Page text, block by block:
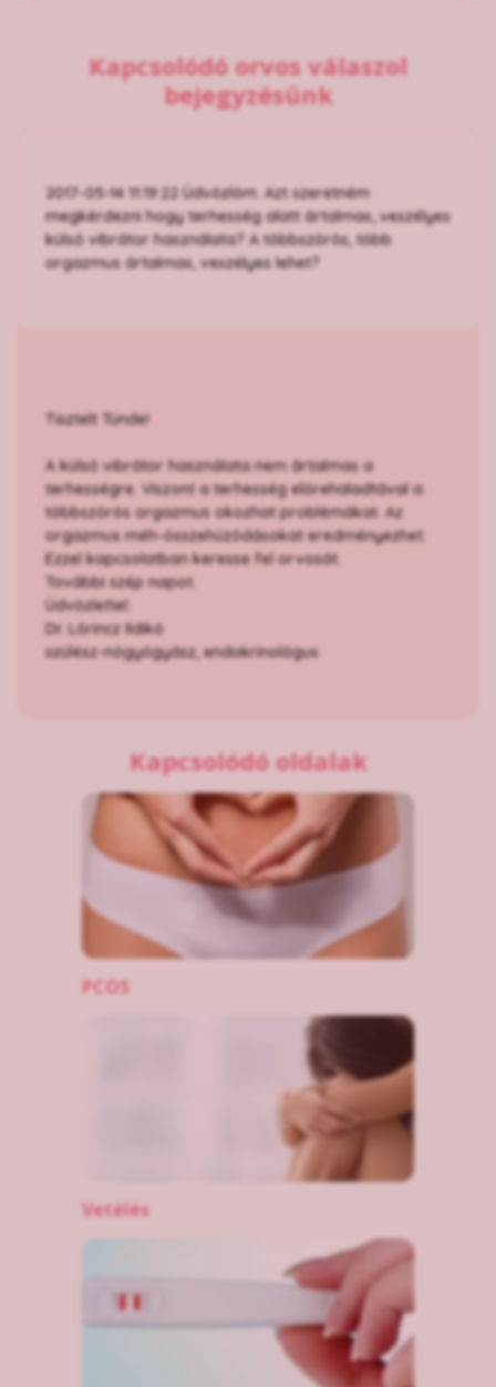
Kapcsolódó orvos válaszol
bejegyzésünk
2017-05-14 11:19:22 Üdvözlöm. Azt szeretném
megkérdezni hogy terhesség alatt ártalmas, veszélyes
külső vibrátor használata? A többszörös, több
orgazmus ártalmas, veszélyes lehet?
Tisztelt Tünde!
A külső vibrátor használata nem ártalmas a
terhességre. Viszont a terhesség előrehaladtával a
többszörös orgazmus okozhat problémákat. Az
orgazmus méh-összehúzódásokat eredményezhet.
Ezzel kapcsolatban keresse fel orvosát.
További szép napot.
Üdvözlettel:
Dr. Lőrincz Ildikó
szülész-nőgyógyász, endokrinológus
Kapcsolódó oldalak
PCOS
Vetélés